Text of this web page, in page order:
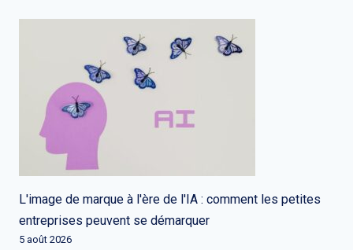
L'image de marque à l'ère de l'IA : comment les petites
entreprises peuvent se démarquer
5 août 2026